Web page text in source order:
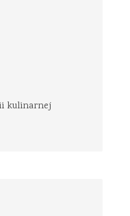
kulinarnej